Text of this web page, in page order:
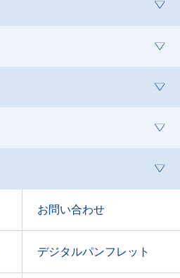
お問い合わせ
デジタルパンフレット